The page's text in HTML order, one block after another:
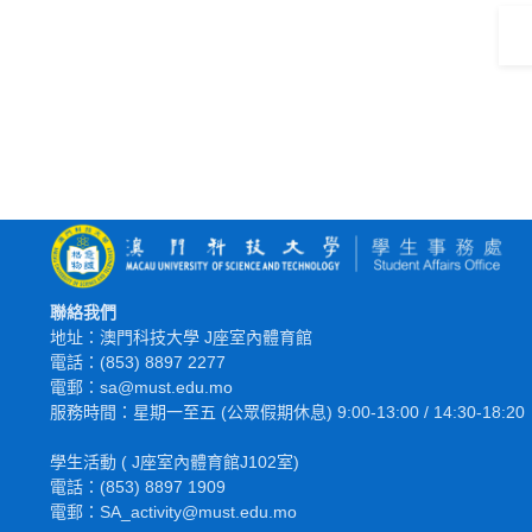
聯絡我們
地址：澳門科技大學 J座室內體育館
電話：(853) 8897 2277
電郵：sa@must.edu.mo
服務時間：星期一至五 (公眾假期休息) 9:00-13:00 / 14:30-18:20
學生活動 ( J座室內體育館J102室)
電話：(853) 8897 1909
電郵：SA_activity@must.edu.mo